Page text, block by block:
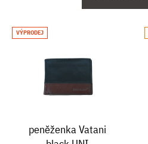
VÝPRODEJ
peněženka Vatani